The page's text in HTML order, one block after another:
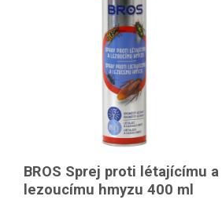
BROS Sprej proti létajícímu a
lezoucímu hmyzu 400 ml